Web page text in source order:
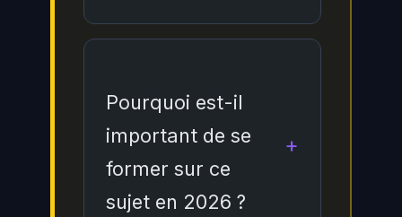
équipes pour faire face
aux risques associes a
cette problematique.
Les experts
approche basée sur les
l'evaluation reguliere de
la posture de sécurité, la
mise en place de
Pourquoi est-il
important de se
former sur ce
sujet en 2026 ?